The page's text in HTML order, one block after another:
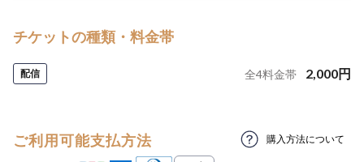
チケットの種類・料金帯
配信 全4料金帯 2,000円
ご利用可能支払方法 購入方法について